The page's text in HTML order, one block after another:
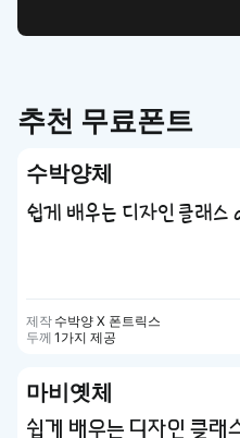
추천 무료폰트
수박양체
쉽게 배우는 디자인 클래스
제작 수박양 X 폰트릭스
두께 1가지 제공
마비옛체
쉽게 배우는 디자인 클래